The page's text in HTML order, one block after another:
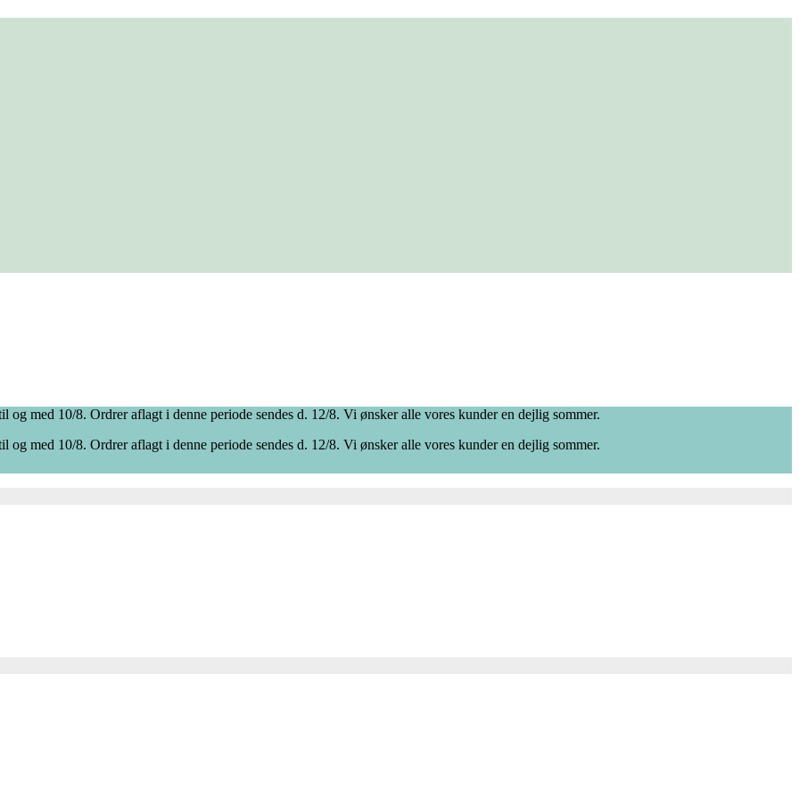
med 10/8. Ordrer aflagt i denne periode sendes d. 12/8. Vi ønsker alle vores kunder en dejlig sommer.
med 10/8. Ordrer aflagt i denne periode sendes d. 12/8. Vi ønsker alle vores kunder en dejlig sommer.